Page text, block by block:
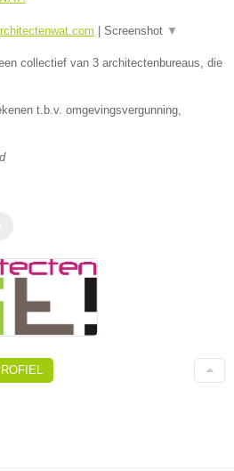
Screenshot ▼
collectief van 3 architectenbureaus, die
t.b.v. omgevingsvergunning,